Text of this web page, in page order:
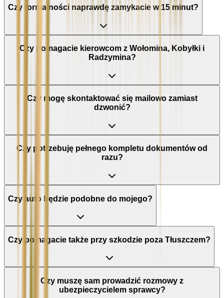
Czy formalności naprawdę zamykacie w 15 minut?
Czy pomagacie kierowcom z Wołomina, Kobyłki i
Radzymina?
Czy mogę skontaktować się mailowo zamiast
dzwonić?
Czy potrzebuję pełnego kompletu dokumentów od
razu?
Czy auto będzie podobne do mojego?
Czy pomagacie także przy szkodzie poza Tłuszczem?
Czy muszę sam prowadzić rozmowy z
ubezpieczycielem sprawcy?